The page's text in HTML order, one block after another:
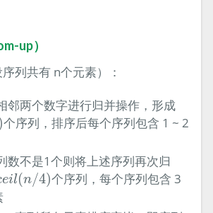
up）
列共有 n个元素）：
邻两个数字进行归并操作，形成
个序列，排序后每个序列包含 1 ~ 2
数不是1个则将上述序列再次归
eil(n/4)
eil(n/4) 个序列，每个序列包含 3